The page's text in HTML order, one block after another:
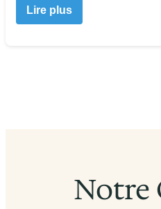
Lire plus
Notre